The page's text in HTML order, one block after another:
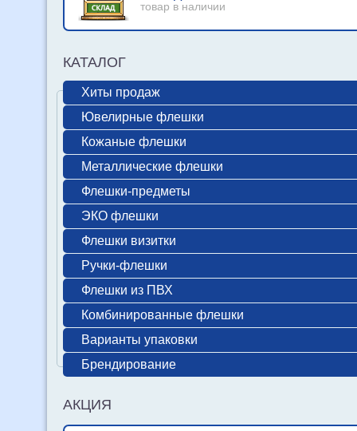
товар в наличии
КАТАЛОГ
Хиты продаж
Ювелирные флешки
Кожаные флешки
Металлические флешки
Флешки-предметы
ЭКО флешки
Флешки визитки
Ручки-флешки
Флешки из ПВХ
Комбинированные флешки
Варианты упаковки
Брендирование
АКЦИЯ